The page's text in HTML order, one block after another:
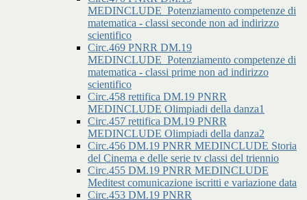
MEDINCLUDE_Potenziamento competenze di
matematica - classi seconde non ad indirizzo
scientifico
Circ.469 PNRR DM.19
MEDINCLUDE_Potenziamento competenze di
matematica - classi prime non ad indirizzo
scientifico
Circ.458 rettifica DM.19 PNRR
MEDINCLUDE Olimpiadi della danza1
Circ.457 rettifica DM.19 PNRR
MEDINCLUDE Olimpiadi della danza2
Circ.456 DM.19 PNRR MEDINCLUDE Storia
del Cinema e delle serie tv classi del triennio
Circ.455 DM.19 PNRR MEDINCLUDE
Meditest comunicazione iscritti e variazione data
Circ.453 DM.19 PNRR